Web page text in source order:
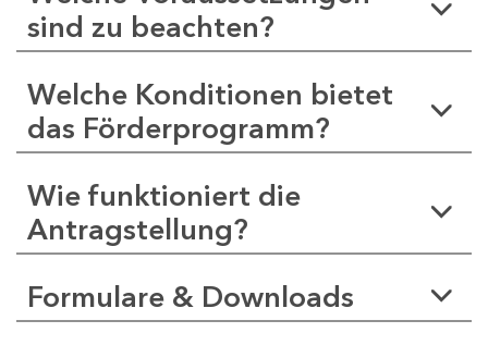
sind zu beachten?
Welche Konditionen bietet
das Förderprogramm?
Wie funktioniert die
Antragstellung?
Formulare & Downloads